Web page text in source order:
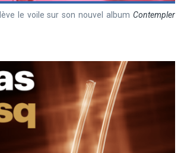
lève le voile sur son nouvel albumContempler